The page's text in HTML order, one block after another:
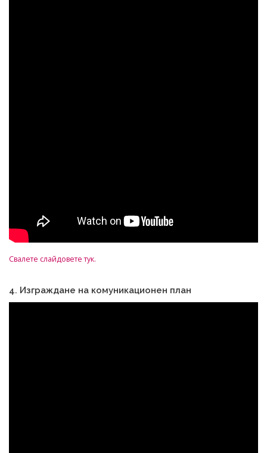
Свалете слайдовете тук.
4. Изграждане на комуникационен план